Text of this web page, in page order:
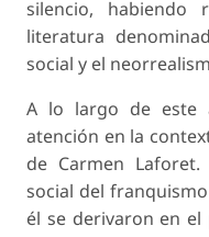
silencio, habiendo
literatura
social y el
A lo largo de este
atención en la
de Carmen
social del
él se derivaron en